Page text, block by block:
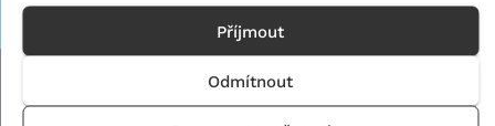
Příjmout
Odmítnout